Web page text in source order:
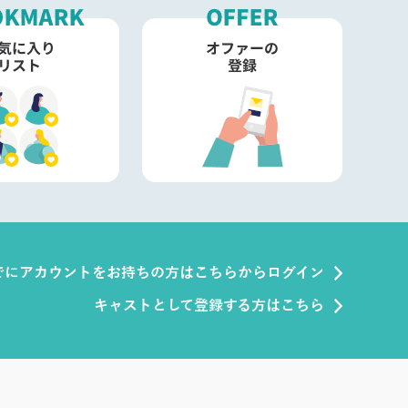
にアカウントをお持ちの方はこちらからログイン
キャストとして登録する方はこちら